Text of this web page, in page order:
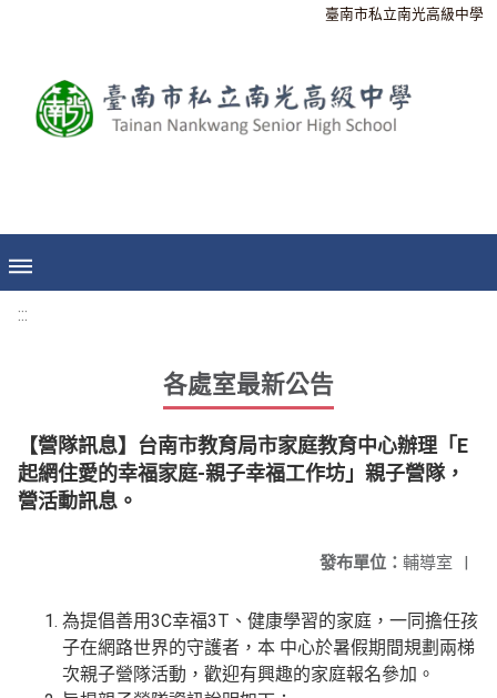
臺南市私立南光高級中學
:::
各處室最新公告
【營隊訊息】台南市教育局市家庭教育中心辦理「E
起網住愛的幸福家庭-親子幸福工作坊」親子營隊，
營活動訊息。
發布單位： 輔導室 |
為提倡善用3C幸福3T、健康學習的家庭，一同擔任孩
子在網路世界的守護者，本 中心於暑假期間規劃兩梯
次親子營隊活動，歡迎有興趣的家庭報名參加。